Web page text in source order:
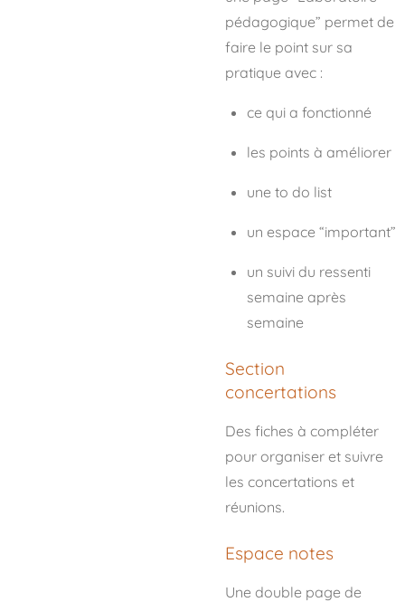
pédagogique” permet de
faire le point sur sa
pratique avec :
ce qui a fonctionné
les points à améliorer
une to do list
un espace “important”
un suivi du ressenti
semaine après
semaine
Section
concertations
Des fiches à compléter
pour organiser et suivre
les concertations et
réunions.
Espace notes
Une double page de